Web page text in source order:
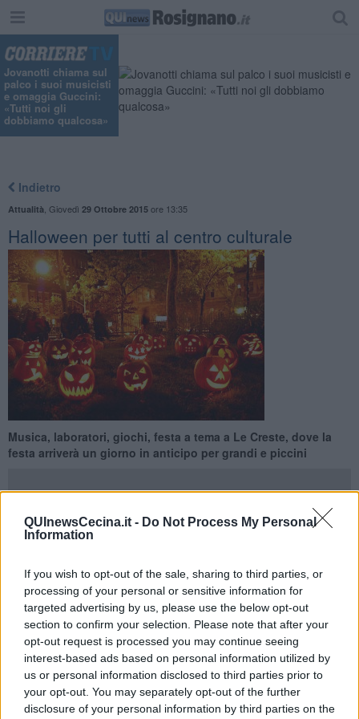
QUInewsCecina.it - Do Not Process My Personal
Information
If you wish to opt-out of the sale, sharing to third parties, or
processing of your personal or sensitive information for
targeted advertising by us, please use the below opt-out
section to confirm your selection. Please note that after your
opt-out request is processed you may continue seeing
interest-based ads based on personal information utilized by
us or personal information disclosed to third parties prior to
your opt-out. You may separately opt-out of the further
disclosure of your personal information by third parties on the
Jovanotti chiama sul
palco i suoi musicisti
e omaggia Guccini:
«Tutti noi gli
dobbiamo qualcosa»
Indietro
Attualità Giovedì 29 Ottobre 2015ore 13:35
Halloween per tutti al centro culturale
Musica, laboratori, giochi, festa a tema a Le Creste, dove la
festa arriverà un giorno in anticipo per grandi e piccini
vigilia di Halloween festa tradizionale anglosassone che è divenuta
ormai consueta anche in Italia, il Centro culturale Le Creste di
Rosignano sarà aperto con orario continuato dalle 9 alle 23.
Allo Spazio Giovani, dalle 15 alle 19, ci sarannodj set e musica
per ragazzi e ragazze dai 13 ai 18 anni. Ai bambini da 2 a 6 anni,
dalle 16,30 alle 18,30, sarà dedicato ilFANTA-HALLOWEEN, una
festa a tema con trucco, laboratori e animazione di un racconto.
L’iniziativa è prevista all’aperto, ma in caso di maltempo si svolgerà
presso la Ludoteca.